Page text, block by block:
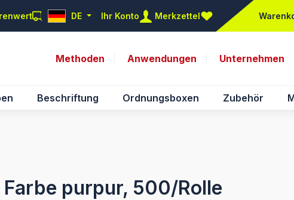
DE Ihr Konto Merkzettel
Du hast 0 Produkte auf
Methoden Anwendungen Unternehmen
Beschriftung Ordnungsboxen Zubehör
purpur, 500/Rolle